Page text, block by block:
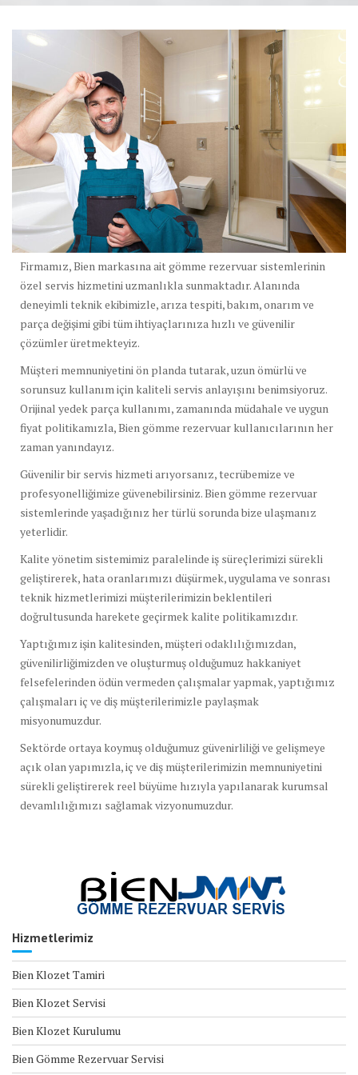
Firmamız, Bien markasına ait gömme rezervuar sistemlerinin
özel servis hizmetini uzmanlıkla sunmaktadır. Alanında
deneyimli teknik ekibimizle, arıza tespiti, bakım, onarım ve
parça değişimi gibi tüm ihtiyaçlarınıza hızlı ve güvenilir
çözümler üretmekteyiz.
Müşteri memnuniyetini ön planda tutarak, uzun ömürlü ve
sorunsuz kullanım için kaliteli servis anlayışını benimsiyoruz.
Orijinal yedek parça kullanımı, zamanında müdahale ve uygun
fiyat politikamızla, Bien gömme rezervuar kullanıcılarının her
zaman yanındayız.
Güvenilir bir servis hizmeti arıyorsanız, tecrübemize ve
profesyonelliğimize güvenebilirsiniz. Bien gömme rezervuar
sistemlerinde yaşadığınız her türlü sorunda bize ulaşmanız
yeterlidir.
Kalite yönetim sistemimiz paralelinde iş süreçlerimizi sürekli
geliştirerek, hata oranlarımızı düşürmek, uygulama ve sonrası
teknik hizmetlerimizi müşterilerimizin beklentileri
doğrultusunda harekete geçirmek kalite politikamızdır.
Yaptığımız işin kalitesinden, müşteri odaklılığımızdan,
güvenilirliğimizden ve oluşturmuş olduğumuz hakkaniyet
felsefelerinden ödün vermeden çalışmalar yapmak, yaptığımız
çalışmaları iç ve diş müşterilerimizle paylaşmak
misyonumuzdur.
Sektörde ortaya koymuş olduğumuz güvenirliliği ve gelişmeye
açık olan yapımızla, iç ve diş müşterilerimizin memnuniyetini
sürekli geliştirerek reel büyüme hızıyla yapılanarak kurumsal
devamlılığımızı sağlamak vizyonumuzdur.
Hizmetlerimiz
Bien Klozet Tamiri
Bien Klozet Servisi
Bien Klozet Kurulumu
Bien Gömme Rezervuar Servisi